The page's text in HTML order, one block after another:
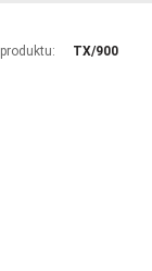
TX/900